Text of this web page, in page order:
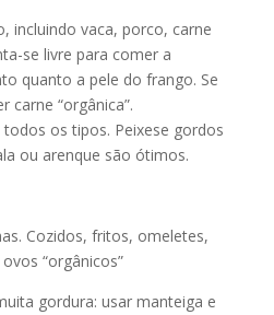
incluindo vaca, porco, carne
se livre para comer a
quanto a pele do frango. Se
carne “orgânica”.
todos os tipos. Peixese gordos
ou arenque são ótimos.
Cozidos, fritos, omeletes,
“orgânicos”
gordura: usar manteiga e